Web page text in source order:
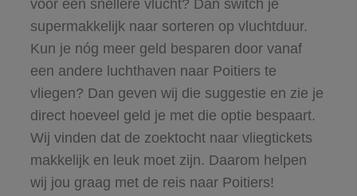
voor een snellere vlucht? Dan switch je
supermakkelijk naar sorteren op vluchtduur.
Kun je nóg meer geld besparen door vanaf
een andere luchthaven naar Poitiers te
vliegen? Dan geven wij die suggestie en zie je
direct hoeveel geld je met die optie bespaart.
Wij vinden dat de zoektocht naar vliegtickets
makkelijk en leuk moet zijn. Daarom helpen
wij jou graag met de reis naar Poitiers!